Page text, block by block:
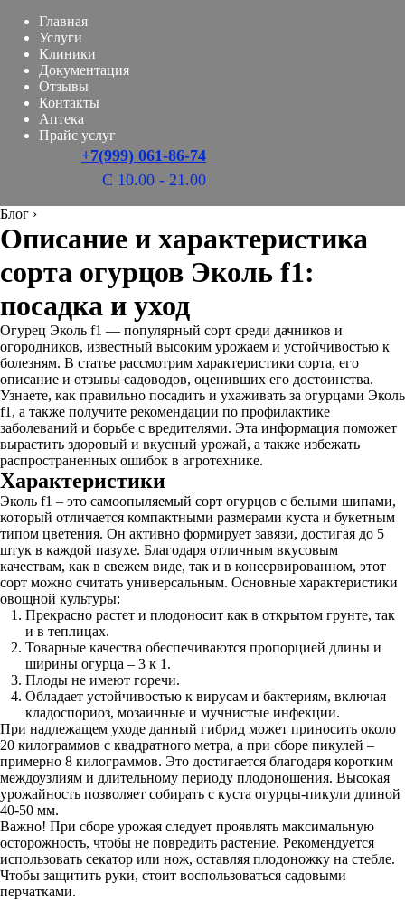
Главная
Услуги
Клиники
Документация
Отзывы
Контакты
Аптека
Прайс услуг
+7(999) 061-86-74
С 10.00 - 21.00
Блог ›
Описание и характеристика
сорта огурцов Эколь f1:
посадка и уход
Огурец Эколь f1 — популярный сорт среди дачников и
огородников, известный высоким урожаем и устойчивостью к
болезням. В статье рассмотрим характеристики сорта, его
описание и отзывы садоводов, оценивших его достоинства.
Узнаете, как правильно посадить и ухаживать за огурцами Эколь
f1, а также получите рекомендации по профилактике
заболеваний и борьбе с вредителями. Эта информация поможет
вырастить здоровый и вкусный урожай, а также избежать
распространенных ошибок в агротехнике.
Характеристики
Эколь f1 – это самоопыляемый сорт огурцов с белыми шипами,
который отличается компактными размерами куста и букетным
типом цветения. Он активно формирует завязи, достигая до 5
штук в каждой пазухе. Благодаря отличным вкусовым
качествам, как в свежем виде, так и в консервированном, этот
сорт можно считать универсальным. Основные характеристики
овощной культуры:
Прекрасно растет и плодоносит как в открытом грунте, так
и в теплицах.
Товарные качества обеспечиваются пропорцией длины и
ширины огурца – 3 к 1.
Плоды не имеют горечи.
Обладает устойчивостью к вирусам и бактериям, включая
кладоспориоз, мозаичные и мучнистые инфекции.
При надлежащем уходе данный гибрид может приносить около
20 килограммов с квадратного метра, а при сборе пикулей –
примерно 8 килограммов. Это достигается благодаря коротким
междоузлиям и длительному периоду плодоношения. Высокая
урожайность позволяет собирать с куста огурцы-пикули длиной
40-50 мм.
Важно! При сборе урожая следует проявлять максимальную
осторожность, чтобы не повредить растение. Рекомендуется
использовать секатор или нож, оставляя плодоножку на стебле.
Чтобы защитить руки, стоит воспользоваться садовыми
перчатками.